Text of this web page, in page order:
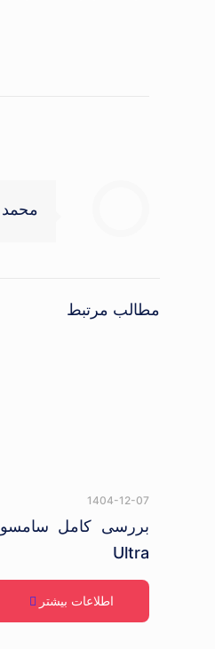
محمد
مطالب مرتبط
1404-12-07
Ultra
اطلاعات بیشتر